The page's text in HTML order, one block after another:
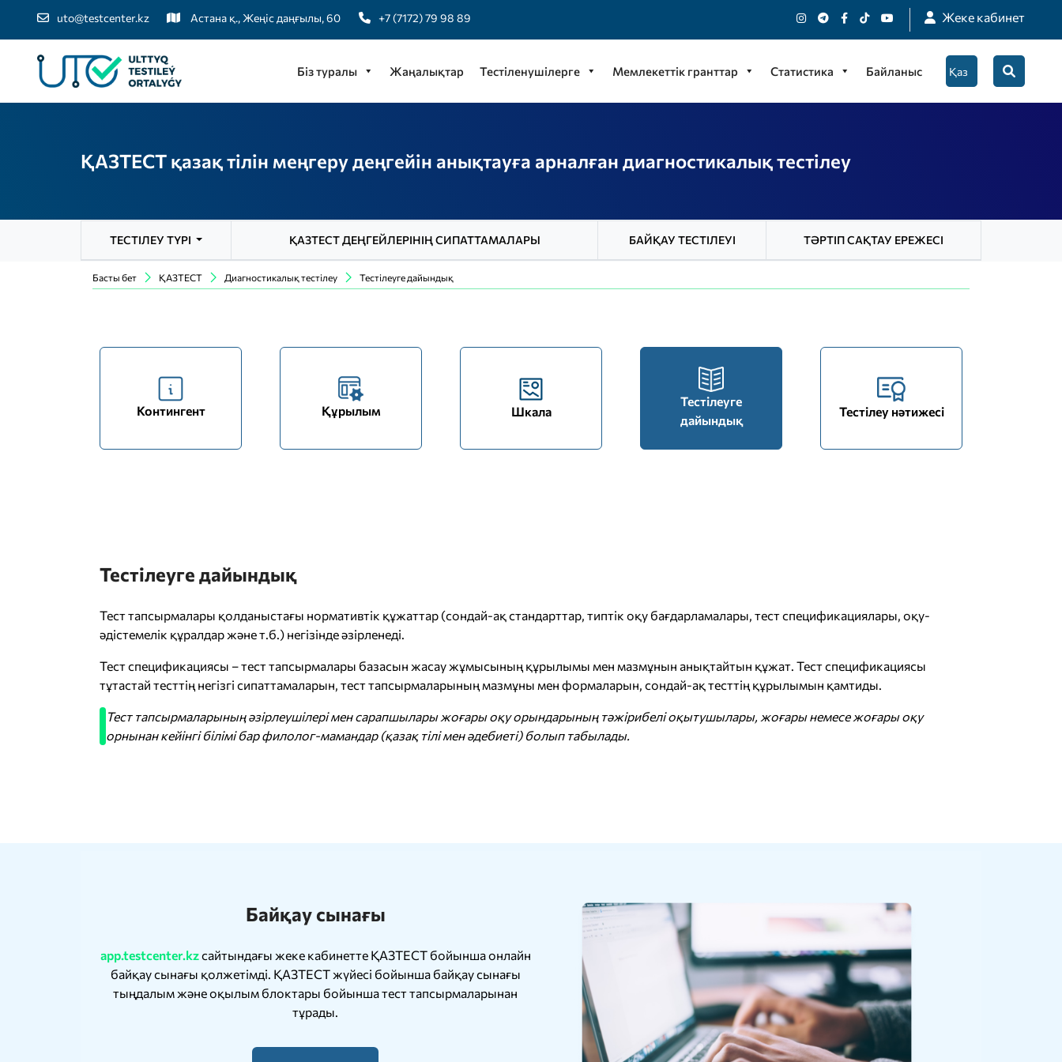
uto@testcenter.kz Астана қ., Жеңіс даңғылы, 60 +7 (7172) 79 98 89 Жеке кабинет
Біз туралы Жаңалықтар Тестіленушілерге Мемлекеттік гранттар Статистика Байланыс
ҚАЗТЕСТ қазақ тілін меңгеру деңгейін анықтауға арналған диагностикалық тестілеу
ТЕСТІЛЕУ ТҮРІ ҚАЗТЕСТ ДЕҢГЕЙЛЕРІНІҢ СИПАТТАМАЛАРЫ БАЙҚАУ ТЕСТІЛЕУІ ТӘРТІП САҚТАУ ЕРЕЖЕСІ
Басты бет ҚАЗТЕСТ Диагностикалық тестілеу Тестілеуге дайындық
Контингент Құрылым Шкала
Тестілеуге
дайындық
Тестілеу нәтижесі
Тестілеуге дайындық
Тест тапсырмалары қолданыстағы нормативтік құжаттар (сондай-ақ стандарттар, типтік оқу бағдарламалары, тест спецификациялары, оқу-
әдістемелік құралдар және т.б.) негізінде әзірленеді.
Тест спецификациясы – тест тапсырмалары базасын жасау жұмысының құрылымы мен мазмұнын анықтайтын құжат. Тест спецификациясы
тұтастай тесттің негізгі сипаттамаларын, тест тапсырмаларының мазмұны мен формаларын, сондай-ақ тесттің құрылымын қамтиды.
Тест тапсырмаларының әзірлеушілері мен сарапшылары жоғары оқу орындарының тәжірибелі оқытушылары, жоғары немесе жоғары оқу
орнынан кейінгі білімі бар филолог-мамандар (қазақ тілі мен әдебиеті) болып табылады.
Байқау сынағы
app.testcenter.kzсайтындағы жеке кабинетте ҚАЗТЕСТ бойынша онлайн
байқау сынағы қолжетімді. ҚАЗТЕСТ жүйесі бойынша байқау сынағы
тыңдалым және оқылым блоктары бойынша тест тапсырмаларынан
тұрады.